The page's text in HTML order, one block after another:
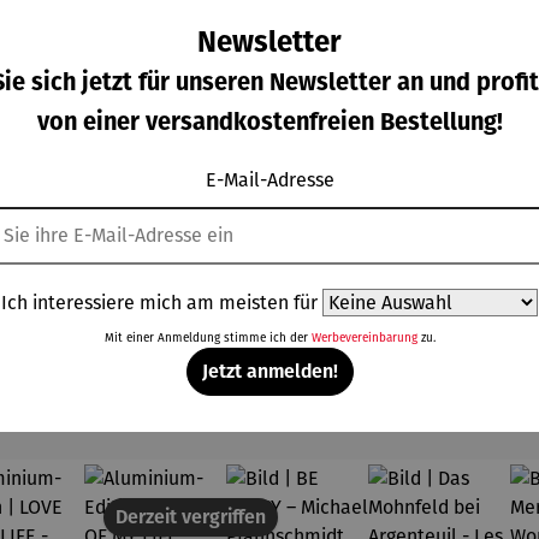
Bild |
Bild | Herz
Wortmale
rei SAXA
Edition
Verkaufspreis:
UVP 210,00 €
Bild | Jim
Wortmale
rei SAXA
Regulärer Preis:
210,00 €
Bild |
Wortmale
Edition
Topseller aus der Kategorie Kunst
Derzeit vergriffen
Newsletter
sich jetzt für unseren Newsletter an und
von einer versandkostenfreien Bestellung!
E-Mail-Adresse
Ich interessiere mich am meisten für
Mit einer Anmeldung stimme ich der Werbevereinbarungzu.
Jetzt anmelden!